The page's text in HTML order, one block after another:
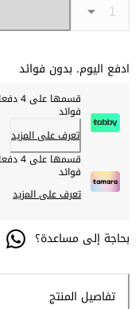
ادفع اليوم. بدون فوائد
قسمها على 4 دفعات شهرية بقيمة
فوائد
تعرف على المزيد
قسمها على 4 دفعات شهرية بقيمة
فوائد
تعرف على المزيد
بحاجة إلى مساعدة؟
تفاصيل المنتج